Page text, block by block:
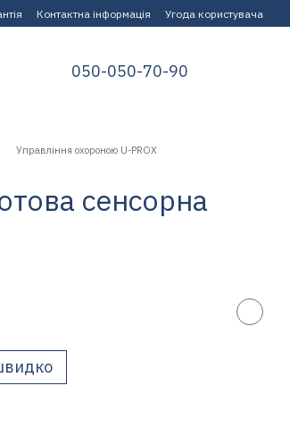
Контактна інформація Угода користувача
050-050-70-90
Управління охороною U-PROX
сенсорна